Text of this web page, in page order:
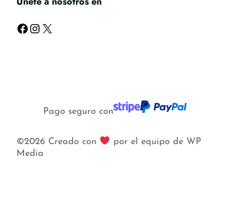
Facebook Instagram X
Pago seguro con
©2026 Creado con
por el equipo de WP
Media